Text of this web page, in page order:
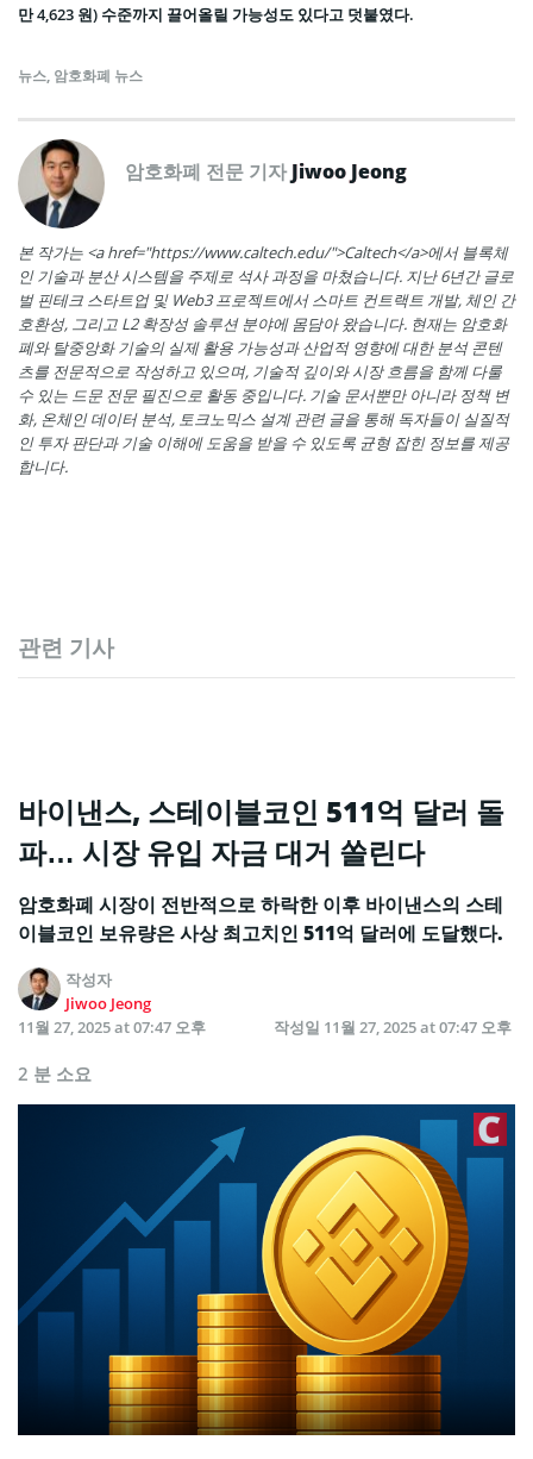
만 4,623 원) 수준까지 끌어올릴 가능성도 있다고 덧붙였다.
뉴스, 암호화폐 뉴스
암호화폐 전문 기자Jiwoo Jeong
본 작가는 <a href="https://www.caltech.edu/">Caltech</a>에서 블록체
인 기술과 분산 시스템을 주제로 석사 과정을 마쳤습니다. 지난 6년간 글로
벌 핀테크 스타트업 및 Web3 프로젝트에서 스마트 컨트랙트 개발, 체인 간
호환성, 그리고 L2 확장성 솔루션 분야에 몸담아 왔습니다. 현재는 암호화
폐와 탈중앙화 기술의 실제 활용 가능성과 산업적 영향에 대한 분석 콘텐
츠를 전문적으로 작성하고 있으며, 기술적 깊이와 시장 흐름을 함께 다룰
수 있는 드문 전문 필진으로 활동 중입니다. 기술 문서뿐만 아니라 정책 변
화, 온체인 데이터 분석, 토크노믹스 설계 관련 글을 통해 독자들이 실질적
인 투자 판단과 기술 이해에 도움을 받을 수 있도록 균형 잡힌 정보를 제공
합니다.
관련 기사
바이낸스, 스테이블코인 511억 달러 돌
파… 시장 유입 자금 대거 쏠린다
암호화폐 시장이 전반적으로 하락한 이후 바이낸스의 스테
이블코인 보유량은 사상 최고치인 511억 달러에 도달했다.
작성자
Jiwoo Jeong
11월 27, 2025 at 07:47 오후
작성일 11월 27, 2025 at 07:47 오후
2 분 소요